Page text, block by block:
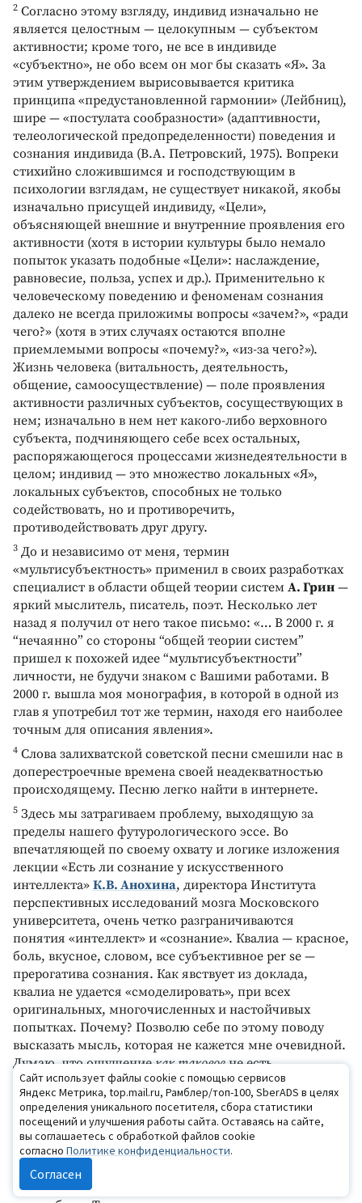
2 Согласно этому взгляду, индивид изначально не
является целостным — целокупным — субъектом
активности; кроме того, не все в индивиде
«субъектно», не обо всем он мог бы сказать «Я». За
этим утверждением вырисовывается критика
принципа «предустановленной гармонии» (Лейбниц),
шире — «постулата сообразности» (адаптивности,
телеологической предопределенности) поведения и
сознания индивида (В.А. Петровский, 1975). Вопреки
стихийно сложившимся и господствующим в
психологии взглядам, не существует никакой, якобы
изначально присущей индивиду, «Цели»,
объясняющей внешние и внутренние проявления его
активности (хотя в истории культуры было немало
попыток указать подобные «Цели»: наслаждение,
равновесие, польза, успех и др.). Применительно к
человеческому поведению и феноменам сознания
далеко не всегда приложимы вопросы «зачем?», «ради
чего?» (хотя в этих случаях остаются вполне
приемлемыми вопросы «почему?», «из-за чего?»).
Жизнь человека (витальность, деятельность,
общение, самоосуществление) — поле проявления
активности различных субъектов, сосуществующих в
нем; изначально в нем нет какого-либо верховного
субъекта, подчиняющего себе всех остальных,
распоряжающегося процессами жизнедеятельности в
целом; индивид — это множество локальных «Я»,
локальных субъектов, способных не только
содействовать, но и противоречить,
противодействовать друг другу.
3 До и независимо от меня, термин
«мультисубъектность» применил в своих разработках
специалист в области общей теории систем А. Грин —
яркий мыслитель, писатель, поэт. Несколько лет
назад я получил от него такое письмо: «… В 2000 г. я
“нечаянно” со стороны “общей теории систем”
пришел к похожей идее “мультисубъектности”
личности, не будучи знаком с Вашими работами. В
2000 г. вышла моя монография, в которой в одной из
глав я употребил тот же термин, находя его наиболее
точным для описания явления».
4 Слова залихватской советской песни смешили нас в
доперестроечные времена своей неадекватностью
происходящему. Песню легко найти в интернете.
5 Здесь мы затрагиваем проблему, выходящую за
пределы нашего футурологического эссе. Во
впечатляющей по своему охвату и логике изложения
лекции «Есть ли сознание у искусственного
интеллекта» К.В. Анохина, директора Института
перспективных исследований мозга Московского
университета, очень четко разграничиваются
понятия «интеллект» и «сознание». Квалиа — красное,
боль, вкусное, словом, все субъективное per se —
прерогатива сознания. Как явствует из доклада,
квалиа не удается «смоделировать», при всех
оригинальных, многочисленных и настойчивых
попытках. Почему? Позволю себе по этому поводу
высказать мысль, которая не кажется мне очевидной.
Думаю, что ощущениекак таковоене есть
информация (не есть информационная «копия» чего-
либо по ту сторону самого ощущения), но
представляет собой локальный, неотделимый от
места своего порождения результат интерференции
множества волн (сами по себе волны, конечно, могут
нести ту или иную информацию). Иными словами, не
существует красной волны «красного» или «болевой»
Сайт использует файлы cookie с помощью сервисов
Яндекс Метрика, top.mail.ru, Рамблер/топ-100, SberADS в целях
определения уникального посетителя, сбора статистики
посещений и улучшения работы сайта. Оставаясь на сайте,
вы соглашаетесь с обработкой файлов cookie
согласно Политике конфиденциальности.
Согласен